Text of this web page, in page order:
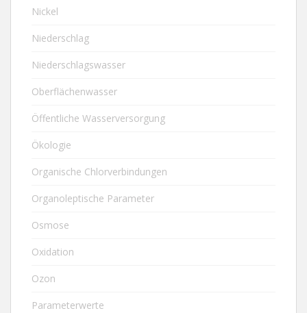
Nickel
Niederschlag
Niederschlagswasser
Oberflächenwasser
Öffentliche Wasserversorgung
Ökologie
Organische Chlorverbindungen
Organoleptische Parameter
Osmose
Oxidation
Ozon
Parameterwerte